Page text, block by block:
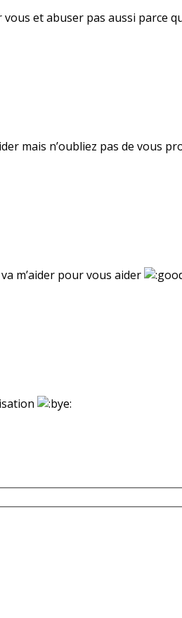
et abuser pas aussi parce
mais n’oubliez pas de vous
m’aider pour vous aider